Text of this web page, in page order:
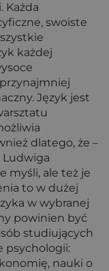
Każda
swoiste
każdej
Język jest
dlatego, że –
Ludwiga
myśli, ale też je
to w dużej
w wybranej
powinien być
studiujących
psychologii:
nauki o